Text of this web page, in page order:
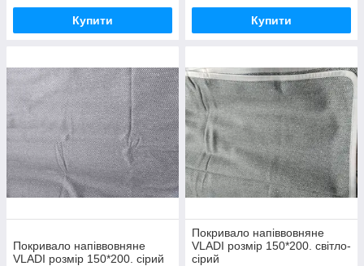
Купити Купити
Покривало напіввовняне
VLADI розмір 150*200. сірий
Покривало напіввовняне
VLADI розмір 150*200. світло-
сірий